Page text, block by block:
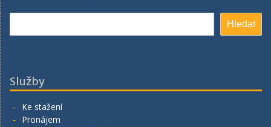
Hledat
Služby
Ke stažení
Pronájem